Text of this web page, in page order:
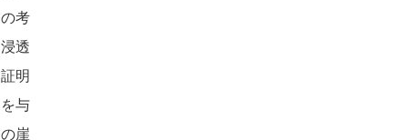
考
透
明
与
崖